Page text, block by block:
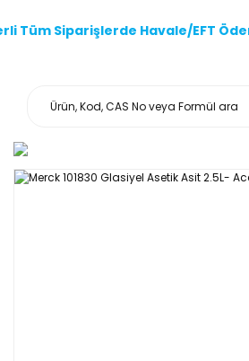
Tüm Siparişlerde Havale/EFT